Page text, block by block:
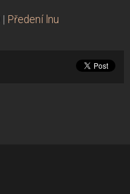
| Předení lnu